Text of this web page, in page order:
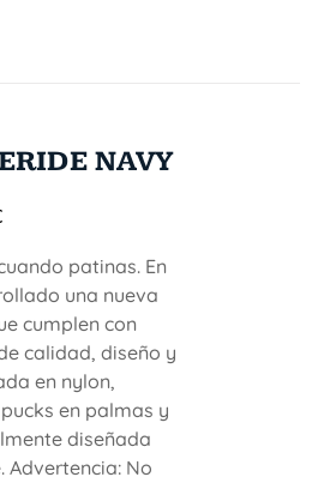
NAVY
patinas. En
una nueva
cumplen con
calidad, diseño y
en nylon,
en palmas y
diseñada
Advertencia: No